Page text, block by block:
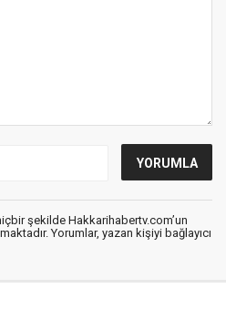
şekilde Hakkarihabertv.com’un
Yorumlar, yazan kişiyi bağlayıcı